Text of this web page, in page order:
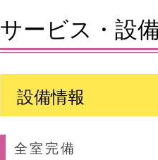
サービス・設
設備情報
全室完備